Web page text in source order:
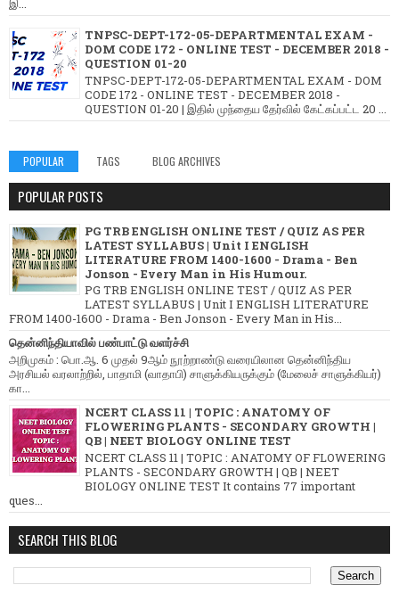
இ...
TNPSC-DEPT-172-05-DEPARTMENTAL EXAM -
DOM CODE 172 - ONLINE TEST - DECEMBER 2018 -
QUESTION 01-20
TNPSC-DEPT-172-05-DEPARTMENTAL EXAM - DOM
CODE 172 - ONLINE TEST - DECEMBER 2018 -
QUESTION 01-20 | இதில் முந்தைய தேர்வில் கேட்கப்பட்ட 20 ...
POPULAR TAGS BLOG ARCHIVES
POPULAR POSTS
PG TRB ENGLISH ONLINE TEST / QUIZ AS PER
LATEST SYLLABUS | Unit I ENGLISH
LITERATURE FROM 1400-1600 - Drama - Ben
Jonson - Every Man in His Humour.
PG TRB ENGLISH ONLINE TEST / QUIZ AS PER
LATEST SYLLABUS | Unit I ENGLISH LITERATURE
FROM 1400-1600 - Drama - Ben Jonson - Every Man in His...
தென்னிந்தியாவில் பண்பாட்டு வளர்ச்சி
அறிமுகம் : பொ.ஆ. 6 முதல் 9ஆம் நூற்றாண்டு வரையிலான தென்னிந்திய
அரசியல் வரலாற்றில், பாதாமி (வாதாபி) சாளுக்கியருக்கும் (மேலைச் சாளுக்கியர்)
கா...
NCERT CLASS 11 | TOPIC : ANATOMY OF
FLOWERING PLANTS - SECONDARY GROWTH |
QB | NEET BIOLOGY ONLINE TEST
NCERT CLASS 11 | TOPIC : ANATOMY OF FLOWERING
PLANTS - SECONDARY GROWTH | QB | NEET
BIOLOGY ONLINE TEST It contains 77 important
ques...
SEARCH THIS BLOG